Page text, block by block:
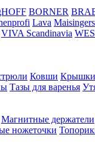
BORNER
Lava Maisingers
VIVA Scandinavia
Ковши Крышки
Тазы для варенья
Магнитные держатели
ножеточки